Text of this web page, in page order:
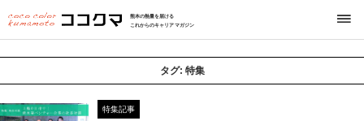
熊本の熱量を届ける
これからのキャリアマガジン
タグ: 特集
特集記事